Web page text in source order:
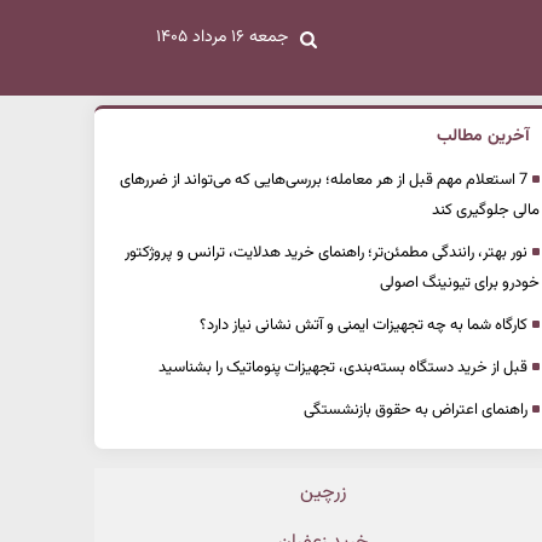
جمعه ۱۶ مرداد ۱۴۰۵
آخرین مطالب
7 استعلام مهم قبل از هر معامله؛ بررسی‌هایی که می‌تواند از ضررهای
مالی جلوگیری کند
نور بهتر، رانندگی مطمئن‌تر؛ راهنمای خرید هدلایت، ترانس و پروژکتور
خودرو برای تیونینگ اصولی
کارگاه شما به چه تجهیزات ایمنی و آتش نشانی نیاز دارد؟
قبل از خرید دستگاه بسته‌بندی، تجهیزات پنوماتیک را بشناسید
راهنمای اعتراض به حقوق بازنشستگی
زرچین